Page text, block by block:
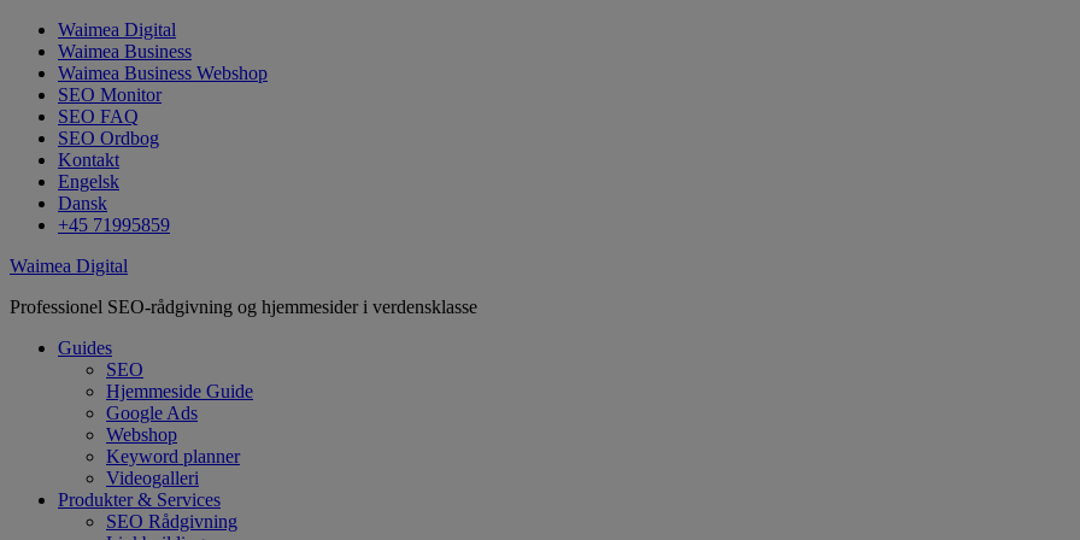
Waimea Digital
Waimea Business
Waimea Business Webshop
SEO Monitor
SEO FAQ
SEO Ordbog
Kontakt
Engelsk
Dansk
+45 71995859
Waimea Digital
Professionel SEO-rådgivning og hjemmesider i verdensklasse
Guides
SEO
Hjemmeside Guide
Google Ads
Webshop
Keyword planner
Videogalleri
Produkter & Services
SEO Rådgivning